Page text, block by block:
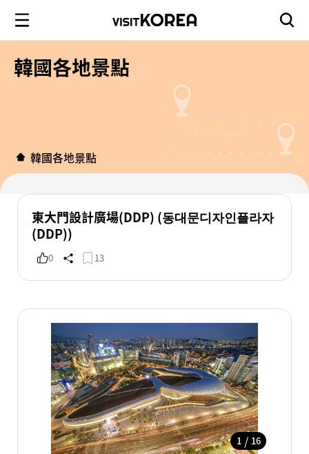
韓國各地景點
韓國各地景點
東大門設計廣場(DDP) (동대문디자인플라자
(DDP))
0 13
1 / 16